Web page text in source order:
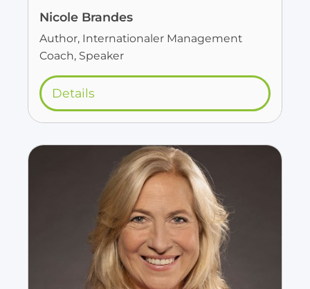
Nicole Brandes
Author, Internationaler Management
Coach, Speaker
Details